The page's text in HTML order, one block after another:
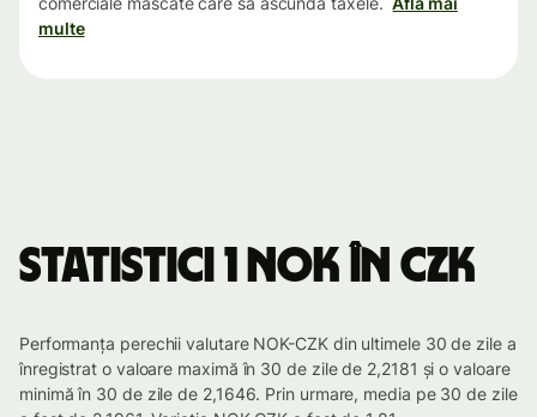
multe
Statistici 1 NOK în CZK
Performanța perechii valutare NOK-CZK din ultimele 30 de zile a
înregistrat o valoare maximă în 30 de zile de 2,2181 și o valoare
minimă în 30 de zile de 2,1646. Prin urmare, media pe 30 de zile